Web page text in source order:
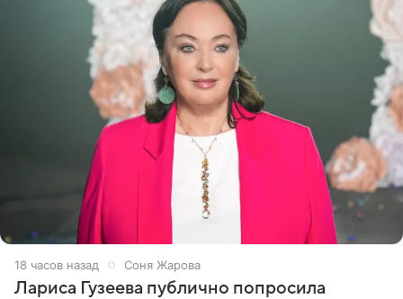
18 часов назад Соня Жарова
Лариса Гузеева публично попросила